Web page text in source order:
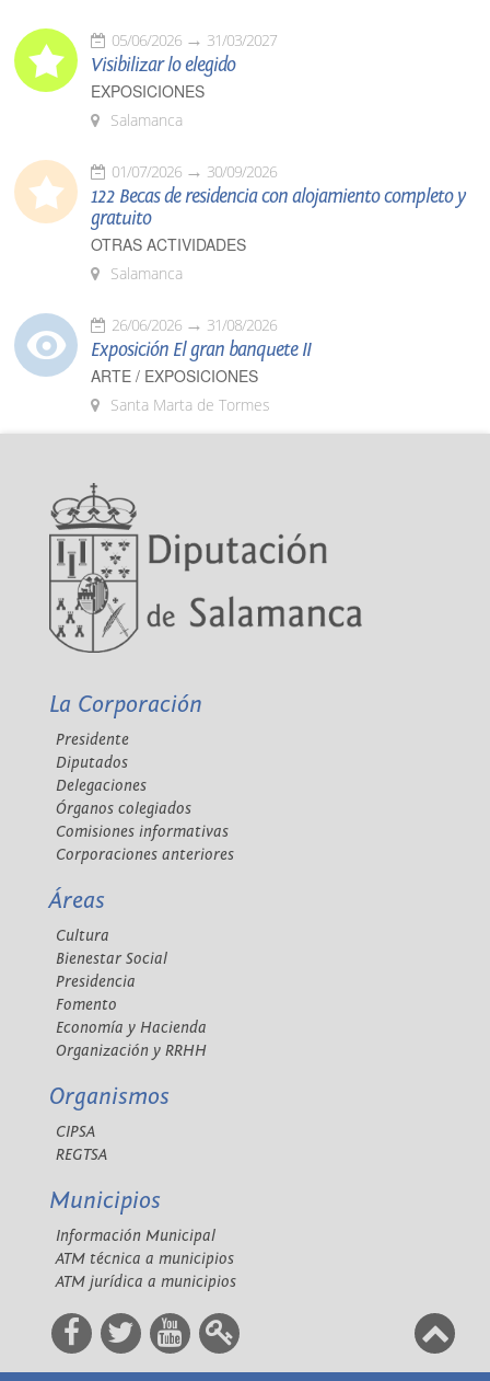
05/06/2026 31/03/2027
Visibilizar lo elegido
EXPOSICIONES
Salamanca
01/07/2026 30/09/2026
122 Becas de residencia con alojamiento completo y
gratuito
OTRAS ACTIVIDADES
Salamanca
26/06/2026 31/08/2026
Exposición El gran banquete II
ARTE / EXPOSICIONES
Santa Marta de Tormes
La Corporación
Presidente
Diputados
Delegaciones
Órganos colegiados
Comisiones informativas
Corporaciones anteriores
Áreas
Cultura
Bienestar Social
Presidencia
Fomento
Economía y Hacienda
Organización y RRHH
Organismos
CIPSA
REGTSA
Municipios
Información Municipal
ATM técnica a municipios
ATM jurídica a municipios